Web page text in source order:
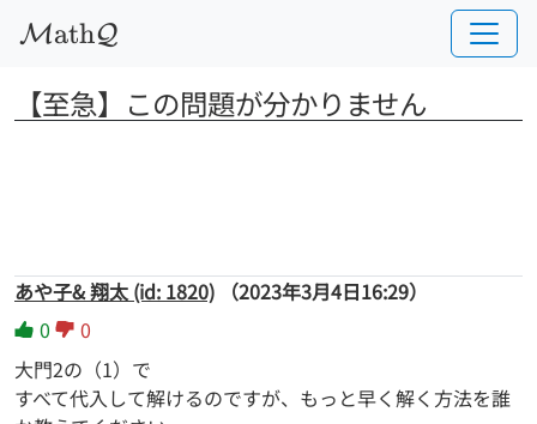
MathQ
【至急】この問題が分かりません
あや子& 翔太 (id: 1820)
（2023年3月4日16:29）
0
0
大門2の（1）で
すべて代入して解けるのですが、もっと早く解く方法を誰